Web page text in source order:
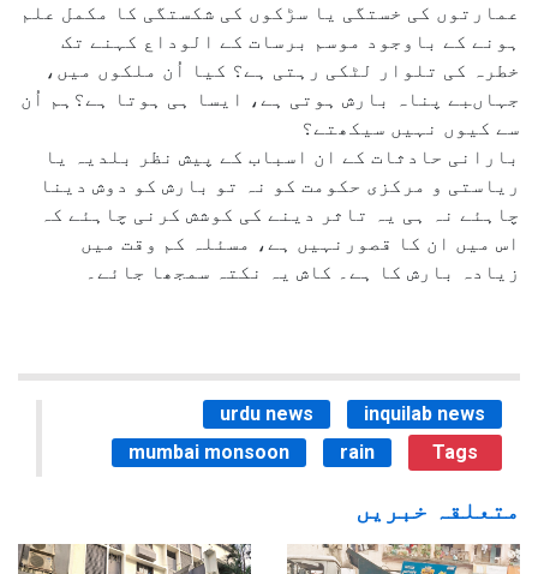
عمارتوں کی خستگی یا سڑکوں کی شکستگی کا مکمل علم
ہونے کے باوجود موسم برسات کے الوداع کہنے تک
خطرہ کی تلوار لٹکی رہتی ہے؟ کیا اُن ملکوں میں،
جہاںبے پناہ بارش ہوتی ہے، ایسا ہی ہوتا ہے؟ہم اُن
سے کیوں نہیں سیکھتے؟
بارانی حادثات کے ان اسباب کے پیش نظر بلدیہ یا
ریاستی و مرکزی حکومت کو نہ تو بارش کو دوش دینا
چاہئے نہ ہی یہ تاثر دینے کی کوشش کرنی چاہئے کہ
اس میں ان کا قصورنہیں ہے، مسئلہ کم وقت میں
زیادہ بارش کا ہے۔ کاش یہ نکتہ سمجھا جائے۔
urdu news
inquilab news
mumbai monsoon
rain Tags
متعلقہ خبریں